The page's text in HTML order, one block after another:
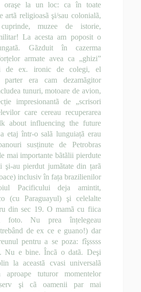
oraşe la un loc: ca în toate
artã religioasã şi/sau colonialã,
muzee de istorie,
La acesta am poposit o
Gãzduit în cazerma
armate avea ca „ghizi”
de ex. ironic de colegi, el
parter era cam dezamãgitor
tunuri, motoare de avion,
impresionantã de „scrisori
care cereau recuperarea
about influencing the future
etaj într-o salã lunguiațã erau
susținute de Petrobras
mai importante bãtãlii pierdute
şi-au pierdut jumãtate din țarã
inclusiv în fața brazilienilor
Pacificului deja amintit,
(cu Paraguayul) şi celelalte
din sec 19. O mamã cu fiica
foto. Nu prea înțelegeau
de ex ce e guano!) dar
pentru a se poza: fîşssss
Nu e bine. Încã o datã. Deşi
la aceastã cvasi universalã
aproape tuturor momentelor
şi cã oamenii par mai